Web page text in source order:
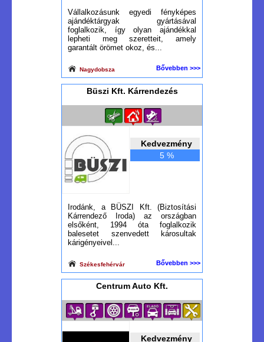
Vállalkozásunk egyedi fényképes
ajándéktárgyak gyártásával
foglalkozik, így olyan ajándékkal
lepheti meg szeretteit, amely
garantált örömet okoz, és...
Nagydobsza Bővebben >>>
Büszi Kft. Kárrendezés
Kedvezmény
5 %
Irodánk, a BÜSZI Kft. (Biztosítási
Kárrendező Iroda) az országban
elsőként, 1994 óta foglalkozik
balesetet szenvedett károsultak
kárigényeivel...
Székesfehérvár Bővebben >>>
Centrum Auto Kft.
Kedvezmény